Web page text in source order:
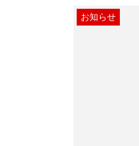
お知らせ